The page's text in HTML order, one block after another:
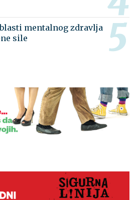
mentalnog zdravlja
sile